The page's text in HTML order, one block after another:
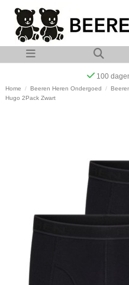
Op werkdagen voor
Home Beeren Heren Ondergoed
Hugo 2Pack Zwart